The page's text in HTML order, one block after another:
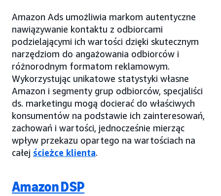
Amazon Ads umożliwia markom autentyczne
nawiązywanie kontaktu z odbiorcami
podzielającymi ich wartości dzięki skutecznym
narzędziom do angażowania odbiorców i
różnorodnym formatom reklamowym.
Wykorzystując unikatowe statystyki własne
Amazon i segmenty grup odbiorców, specjaliści
ds. marketingu mogą docierać do właściwych
konsumentów na podstawie ich zainteresowań,
zachowań i wartości, jednocześnie mierząc
wpływ przekazu opartego na wartościach na
całej ścieżce klienta.
Amazon DSP